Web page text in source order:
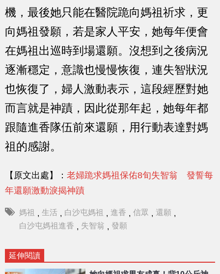
機，最後她只能在醫院跪向媽祖祈求，更
向媽祖發願，若是家人平安，她每年便會
在媽祖出巡時到場還願。沒想到之後病況
逐漸穩定，意識也慢慢恢復，連失智狀況
也恢復了，婦人激動表示，這段經歷對她
而言就是神蹟，因此從那年起，她每年都
跟隨進香隊伍前來還願，用行動表達對媽
祖的感謝。
【原文出處】： 老婦跪求媽祖保佑8旬失智翁 發誓每
年還願激動淚揭神蹟
媽祖 , 生活 , 白沙屯媽祖 , 進香 , 信眾 , 還願 ,
白沙屯媽祖進香 , 失智翁 , 發願
延伸閱讀